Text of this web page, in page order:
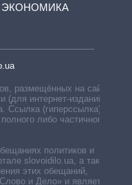
ЭКОНОМИКА
размещённых на сайте,
(для интернет-изданий —
Ссылка (гиперссылка)
либо частичного
политиков и
slovoidilo.ua, а также
этих обещаний,
и Дело» и является